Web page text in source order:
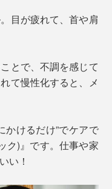
目が疲れて、首や肩
とで、不調を感じて
て慢性化すると、メ
かけるだけ”でケアで
ク)』です。仕事や家
い！